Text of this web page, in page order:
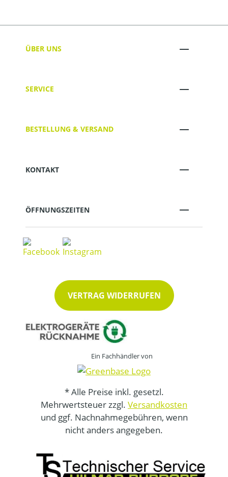
ÜBER UNS
SERVICE
BESTELLUNG & VERSAND
KONTAKT
ÖFFNUNGSZEITEN
VERTRAG WIDERRUFEN
Ein Fachhändler von
* Alle Preise inkl. gesetzl.
Mehrwertsteuer zzgl. Versandkosten
und ggf. Nachnahmegebühren, wenn
nicht anders angegeben.